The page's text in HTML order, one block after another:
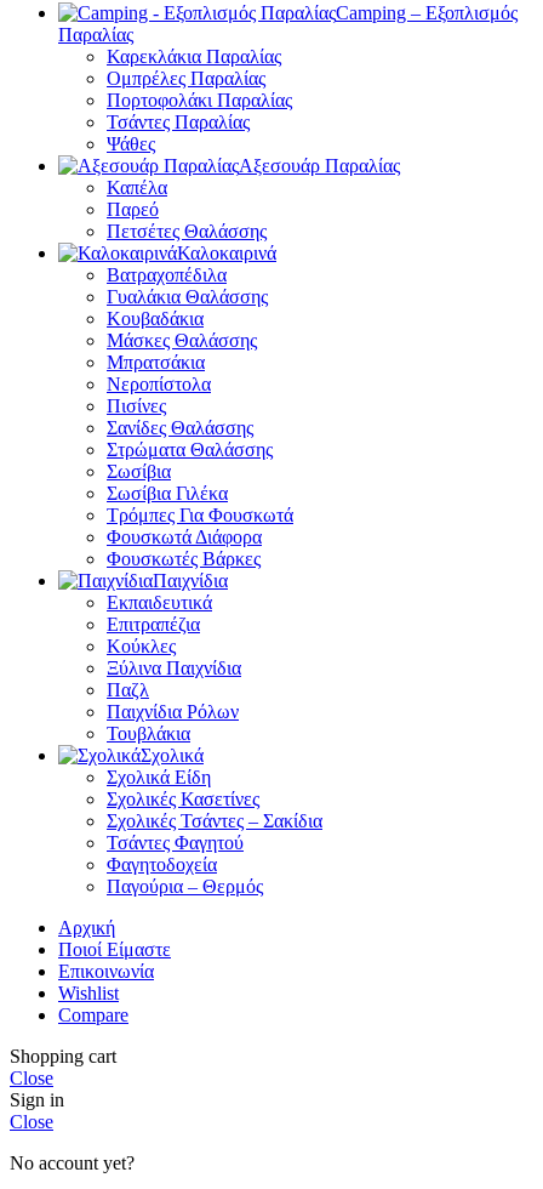
Camping – Εξοπλισμός
Παραλίας
Καρεκλάκια Παραλίας
Ομπρέλες Παραλίας
Πορτοφολάκι Παραλίας
Τσάντες Παραλίας
Ψάθες
Αξεσουάρ Παραλίας
Καπέλα
Παρεό
Πετσέτες Θαλάσσης
Καλοκαιρινά
Βατραχοπέδιλα
Γυαλάκια Θαλάσσης
Κουβαδάκια
Μάσκες Θαλάσσης
Μπρατσάκια
Νεροπίστολα
Πισίνες
Σανίδες Θαλάσσης
Στρώματα Θαλάσσης
Σωσίβια
Σωσίβια Γιλέκα
Τρόμπες Για Φουσκωτά
Φουσκωτά Διάφορα
Φουσκωτές Βάρκες
Παιχνίδια
Εκπαιδευτικά
Επιτραπέζια
Κούκλες
Ξύλινα Παιχνίδια
Παζλ
Παιχνίδια Ρόλων
Τουβλάκια
Σχολικά
Σχολικά Είδη
Σχολικές Κασετίνες
Σχολικές Τσάντες – Σακίδια
Τσάντες Φαγητού
Φαγητοδοχεία
Παγούρια – Θερμός
Αρχική
Ποιοί Είμαστε
Επικοινωνία
Wishlist
Compare
Shopping cart
Close
Sign in
Close
No account yet?